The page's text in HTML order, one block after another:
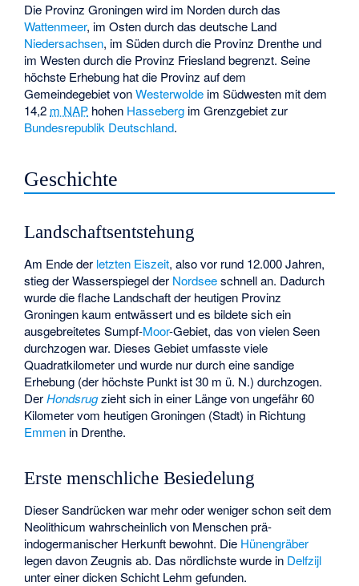
Die Provinz Groningen wird im Norden durch das
Wattenmeer, im Osten durch das deutsche Land
Niedersachsen, im Süden durch die Provinz Drenthe und
im Westen durch die Provinz Friesland begrenzt. Seine
höchste Erhebung hat die Provinz auf dem
Gemeindegebiet vonWesterwolde im Südwesten mit dem
14,2 m NAP hohen Hasseberg im Grenzgebiet zur
Bundesrepublik Deutschland.
Geschichte
Landschaftsentstehung
Am Ende der letzten Eiszeit, also vor rund 12.000 Jahren,
stieg der Wasserspiegel der Nordseeschnell an. Dadurch
wurde die flache Landschaft der heutigen Provinz
Groningen kaum entwässert und es bildete sich ein
ausgebreitetes Sumpf-Moor-Gebiet, das von vielen Seen
durchzogen war. Dieses Gebiet umfasste viele
Quadratkilometer und wurde nur durch eine sandige
Erhebung (der höchste Punkt ist 30 m ü. N.) durchzogen.
DerHondsrugzieht sich in einer Länge von ungefähr 60
Kilometer vom heutigen Groningen (Stadt) in Richtung
Emmen in Drenthe.
Erste menschliche Besiedelung
Dieser Sandrücken war mehr oder weniger schon seit dem
Neolithicum wahrscheinlich von Menschen prä-
indogermanischer Herkunft bewohnt. Die Hünengräber
legen davon Zeugnis ab. Das nördlichste wurde in Delfzijl
unter einer dicken Schicht Lehm gefunden.